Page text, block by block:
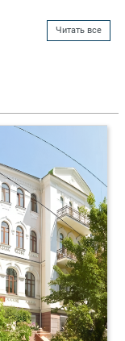
Читать все